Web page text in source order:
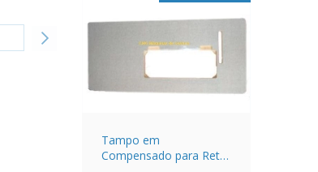
Tampo em
Compensado para Reta